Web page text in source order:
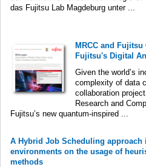
das Fujitsu Lab Magdeburg unter ...
MRCC and
Fujitsu's Digital
Given the world’s
complexity of data
collaboration
Research and
Fujitsu’s new quantum-inspired ...
A Hybrid Job Scheduling
environments on the usage of
methods